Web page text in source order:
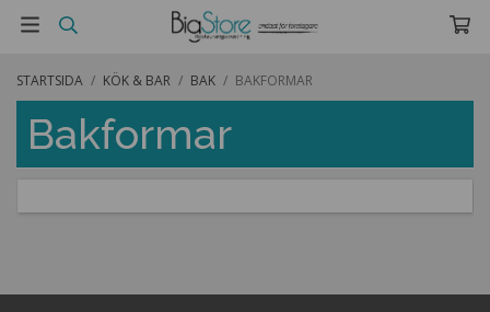
STARTSIDA / KÖK & BAR / BAK / BAKFORMAR
Bakformar